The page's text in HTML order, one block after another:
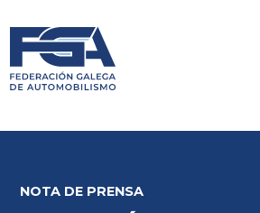
NOTA DE PRENSA